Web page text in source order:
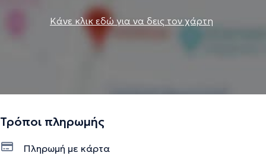
Κάνε κλικ εδώ για να δεις τον χάρτη
Τρόποι πληρωμής
Πληρωμή με κάρτα